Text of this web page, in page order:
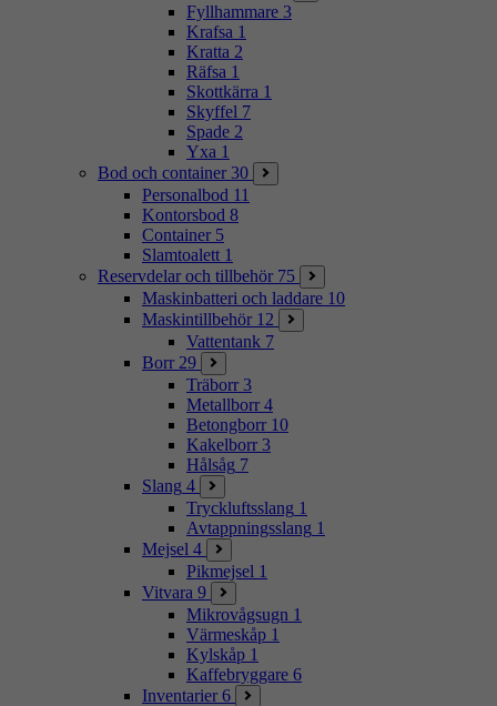
Fyllhammare 3
Krafsa 1
Kratta 2
Räfsa 1
Skottkärra 1
Skyffel 7
Spade 2
Yxa 1
Bod och container 30
Personalbod 11
Kontorsbod 8
Container 5
Slamtoalett 1
Reservdelar och tillbehör 75
Maskinbatteri och laddare 10
Maskintillbehör 12
Vattentank 7
Borr 29
Träborr 3
Metallborr 4
Betongborr 10
Kakelborr 3
Hålsåg 7
Slang 4
Tryckluftsslang 1
Avtappningsslang 1
Mejsel 4
Pikmejsel 1
Vitvara 9
Mikrovågsugn 1
Värmeskåp 1
Kylskåp 1
Kaffebryggare 6
Inventarier 6